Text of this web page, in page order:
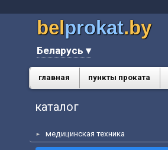
belprokat.by
Беларусь ▾
главная пункты проката
каталог
медицинская техника